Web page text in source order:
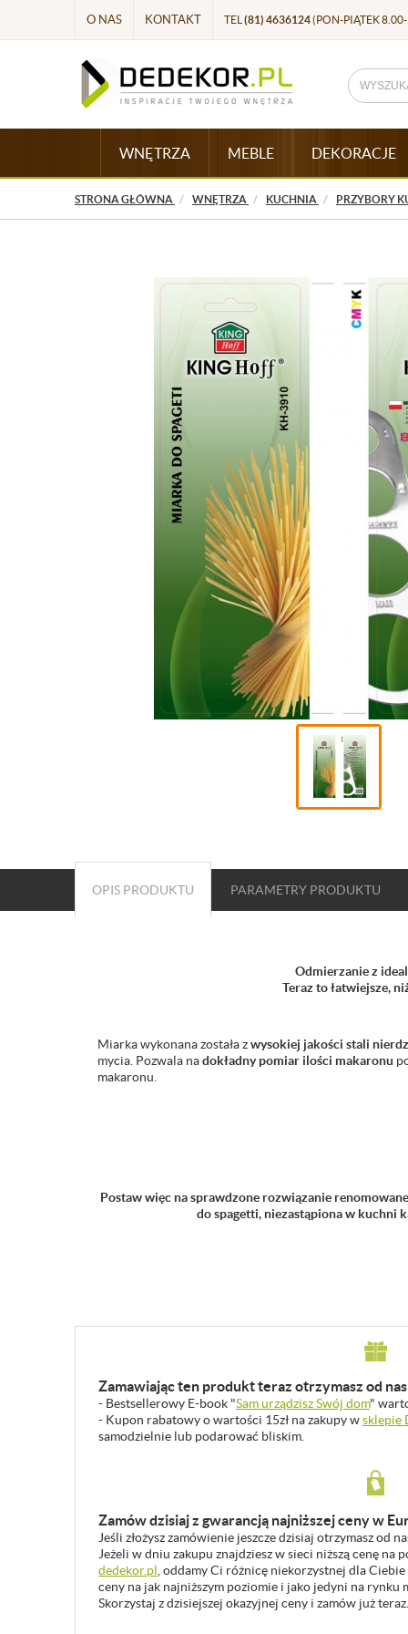
O NAS KONTAKT TEL (81) 4636124(PON-PIĄTEK
WNĘTRZA MEBLE DEKORACJE
STRONA GŁÓWNA WNĘTRZA KUCHNIA PRZYBORY
OPIS PRODUKTU PARAMETRY PRODUKTU
Odmierzanie z
Teraz to łatwiejsze,
Miarka wykonana została zwysokiej jakości stali
mycia. Pozwala nadokładny pomiar ilości makaronu
makaronu.
Postaw więc na sprawdzone rozwiązanie
do spagetti, niezastąpiona w kuchni
Zamawiając ten produkt teraz otrzymasz od
- Bestsellerowy E-book "Sam urządzisz Swój dom"
- Kupon rabatowy o wartości 15zł na zakupy wsklepie
samodzielnie lub podarować bliskim.
Zamów dzisiaj z gwarancją najniższej ceny w
Jeśli złożysz zamówienie jeszcze dzisiaj otrzymasz od
Jeżeli w dniu zakupu znajdziesz w sieci niższą cenę
dedekor.pl , oddamy Ci różnicę niekorzystnej dla
ceny na jak najniższym poziomie i jako jedyni na rynku
Skorzystaj z dzisiejszej okazyjnej ceny i zamów już teraz.